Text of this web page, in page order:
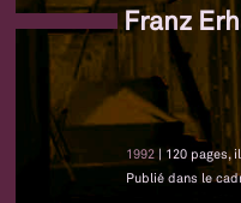
Franz
1992 | 120 pages,
Publié dans le